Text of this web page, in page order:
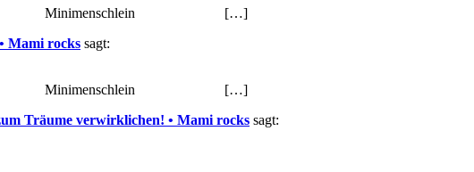
Minimenschlein […]
Mami rocks sagt:
Minimenschlein […]
Träume verwirklichen! • Mami rocks sagt: